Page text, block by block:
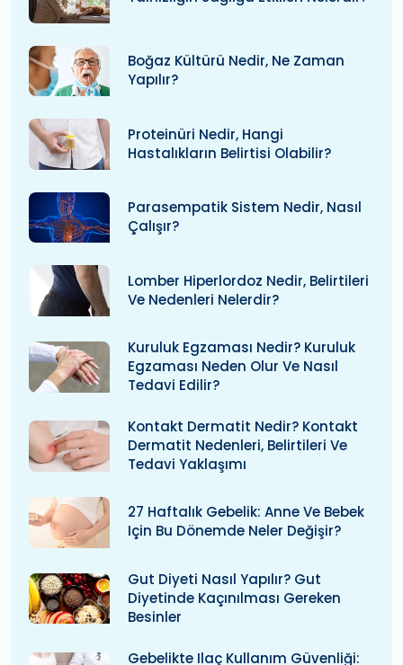
Boğaz Kültürü Nedir, Ne Zaman
Yapılır?
Proteinüri Nedir, Hangi
Hastalıkların Belirtisi Olabilir?
Parasempatik Sistem Nedir, Nasıl
Çalışır?
Lomber Hiperlordoz Nedir, Belirtileri
Ve Nedenleri Nelerdir?
Kuruluk Egzaması Nedir? Kuruluk
Egzaması Neden Olur Ve Nasıl
Tedavi Edilir?
Kontakt Dermatit Nedir? Kontakt
Dermatit Nedenleri, Belirtileri Ve
Tedavi Yaklaşımı
27 Haftalık Gebelik: Anne Ve Bebek
Için Bu Dönemde Neler Değişir?
Gut Diyeti Nasıl Yapılır? Gut
Diyetinde Kaçınılması Gereken
Besinler
Gebelikte Ilaç Kullanım Güvenliği: